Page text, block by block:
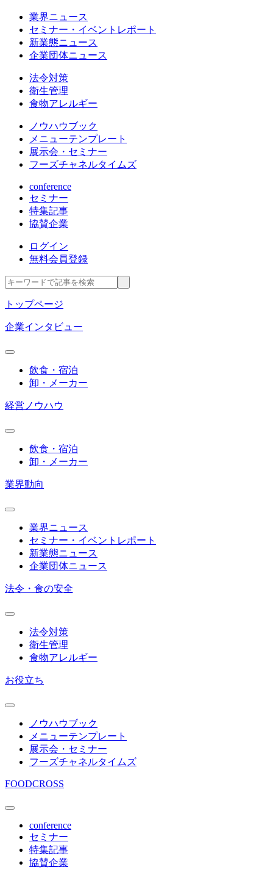
業界ニュース
セミナー・イベントレポート
新業態ニュース
企業団体ニュース
法令対策
衛生管理
食物アレルギー
ノウハウブック
メニューテンプレート
展示会・セミナー
フーズチャネルタイムズ
conference
セミナー
特集記事
協賛企業
ログイン
無料会員登録
トップページ
企業インタビュー
飲食・宿泊
卸・メーカー
経営ノウハウ
飲食・宿泊
卸・メーカー
業界動向
業界ニュース
セミナー・イベントレポート
新業態ニュース
企業団体ニュース
法令・食の安全
法令対策
衛生管理
食物アレルギー
お役立ち
ノウハウブック
メニューテンプレート
展示会・セミナー
フーズチャネルタイムズ
FOODCROSS
conference
セミナー
特集記事
協賛企業